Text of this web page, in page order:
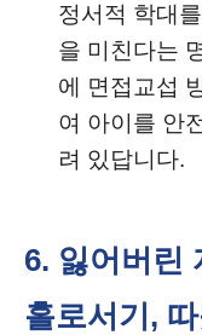
정서적 학대
을 미친다는
에 면접교섭
여 아이를 안
려 있답니다.
6. 잃어버린
홀로서기,